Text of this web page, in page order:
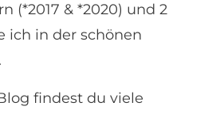
(*2017 & *2020) und 2
ich in der schönen
findest du viele